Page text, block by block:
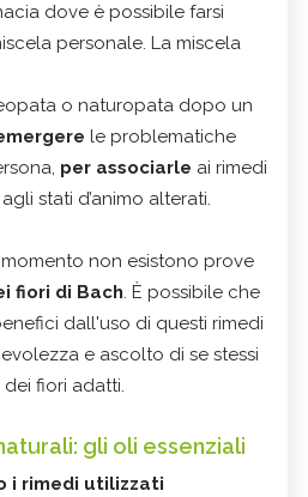
dove è possibile farsi
personale. La miscela
o naturopata dopo un
le problematiche
per associarle ai rimedi
stati d’animo alterati.
non esistono prove
fiori di Bach. È possibile che
dall'uso di questi rimedi
e ascolto di se stessi
fiori adatti.
gli oli essenziali
i rimedi utilizzati